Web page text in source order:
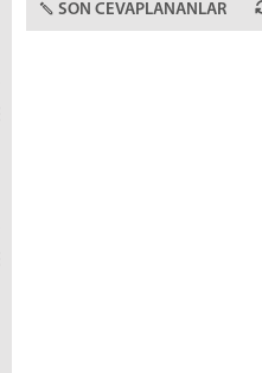
SON CEVAPLANANLAR